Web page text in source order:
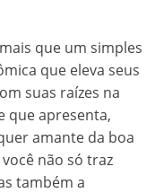
que um simples
que eleva seus
suas raízes na
que apresenta,
amante da boa
não só traz
também a